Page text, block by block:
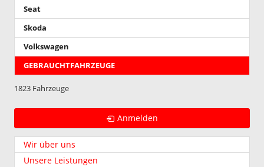
Seat
Skoda
Volkswagen
GEBRAUCHTFAHRZEUGE
1823 Fahrzeuge
Anmelden
Wir über uns
Unsere Leistungen